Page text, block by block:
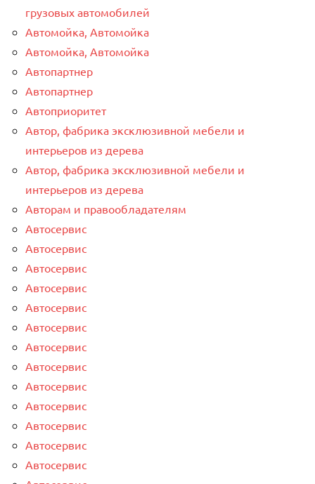
грузовых автомобилей
Автомойка, Автомойка
Автомойка, Автомойка
Автопартнер
Автопартнер
Автоприоритет
Автор, фабрика эксклюзивной мебели и
интерьеров из дерева
Автор, фабрика эксклюзивной мебели и
интерьеров из дерева
Авторам и правообладателям
Автосервис
Автосервис
Автосервис
Автосервис
Автосервис
Автосервис
Автосервис
Автосервис
Автосервис
Автосервис
Автосервис
Автосервис
Автосервис